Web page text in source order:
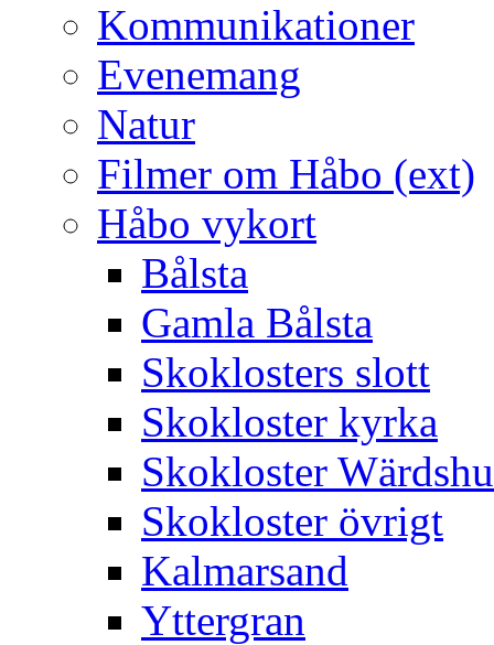
Kommunikationer
Evenemang
Natur
Filmer om Håbo (ext)
Håbo vykort
Bålsta
Gamla Bålsta
Skoklosters slott
Skokloster kyrka
Skokloster
Skokloster övrigt
Kalmarsand
Yttergran